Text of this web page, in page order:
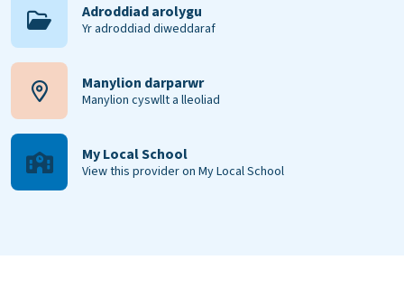
Adroddiad arolygu
Yr adroddiad diweddaraf
Manylion darparwr
Manylion cyswllt a lleoliad
My Local School
View this provider on My Local School